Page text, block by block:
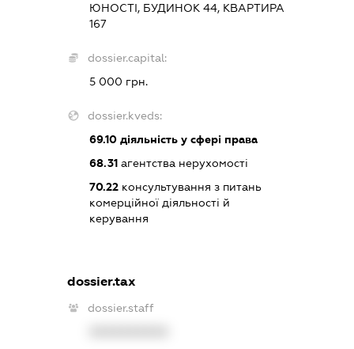
ЮНОСТІ, БУДИНОК 44, КВАРТИРА
167
dossier.capital:
5 000 грн.
dossier.kveds:
69.10 діяльність у сфері права
68.31 агентства нерухомості
70.22 консультування з питань
комерційної діяльності й
керування
dossier.tax
dossier.staff